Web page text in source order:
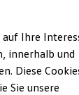
Ihre
innerhalb und
Diese
Sie unsere